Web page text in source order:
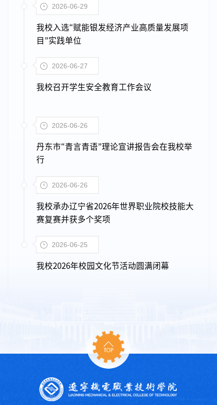
2026-06-29
我校入选“赋能银发经济产业高质量发展项
目”实践单位
2026-06-27
我校召开学生安全教育工作会议
2026-06-26
丹东市“青言青语”理论宣讲报告会在我校举
行
2026-06-26
我校承办辽宁省2026年世界职业院校技能大
赛复赛并获多个奖项
2026-06-25
我校2026年校园文化节活动圆满闭幕